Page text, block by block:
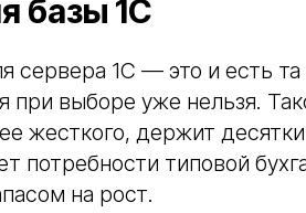
базы 1С
сервера 1С — это и есть
при выборе уже нельзя.
жесткого, держит
потребности типовой
на рост.